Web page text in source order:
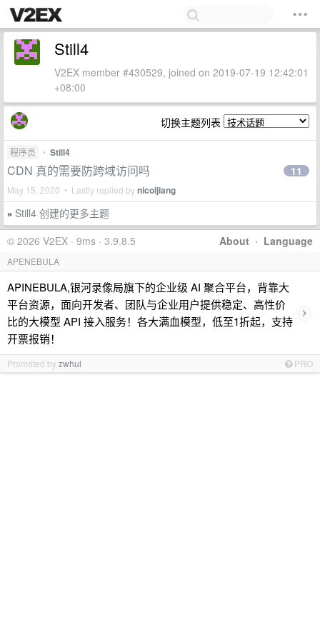
Still4
V2EX member #430529, joined on 2019-07-19 12:42:01
+08:00
切换主题列表
程序员 • Still4
CDN 真的需要防跨域访问吗
May 15, 2020 • Lastly replied bynicoljiang
11
» Still4 创建的更多主题
About · Language
© 2026 V2EX · 9ms · 3.9.8.5
APENEBULA
APINEBULA,银河录像局旗下的企业级 AI 聚合平台，背靠大
平台资源，面向开发者、团队与企业用户提供稳定、高性价
比的大模型 API 接入服务！各大满血模型，低至1折起，支持
开票报销！
›
Promoted byzwhui PRO